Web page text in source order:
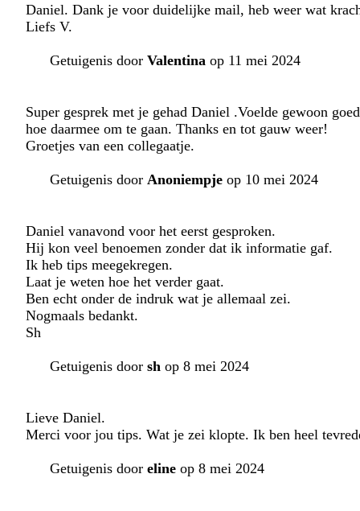
Daniel. Dank je voor duidelijke mail, heb weer wat
Liefs V.
Getuigenis door Valentina op 11 mei 2024
Super gesprek met je gehad Daniel .Voelde gewoon
hoe daarmee om te gaan. Thanks en tot gauw weer!
Groetjes van een collegaatje.
Getuigenis door Anoniempje op 10 mei 2024
Daniel vanavond voor het eerst gesproken.
Hij kon veel benoemen zonder dat ik informatie gaf.
Ik heb tips meegekregen.
Laat je weten hoe het verder gaat.
Ben echt onder de indruk wat je allemaal zei.
Nogmaals bedankt.
Sh
Getuigenis door sh op 8 mei 2024
Lieve Daniel.
Merci voor jou tips. Wat je zei klopte. Ik ben heel
Getuigenis door eline op 8 mei 2024